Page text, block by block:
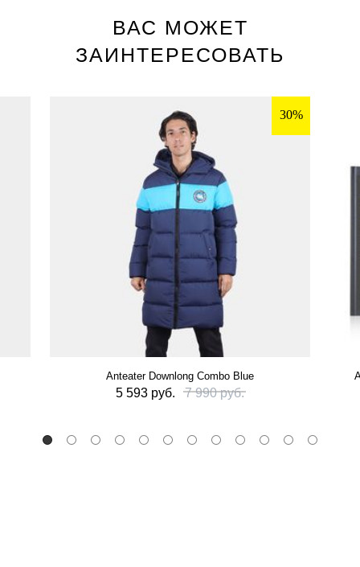
ВАС МОЖЕТ
ЗАИНТЕРЕСОВАТЬ
30%
Anteater Downlong Combo Blue
5 593 руб. 7 990 руб.